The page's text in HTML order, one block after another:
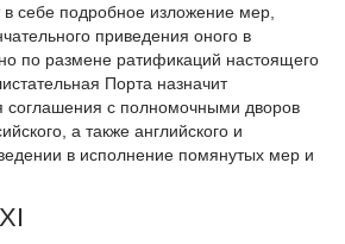
в себе подробное изложение мер,
приведения оного в
по размене ратификаций настоящего
Порта назначит
соглашения с полномочными дворов
а также английского и
в исполнение помянутых мер и